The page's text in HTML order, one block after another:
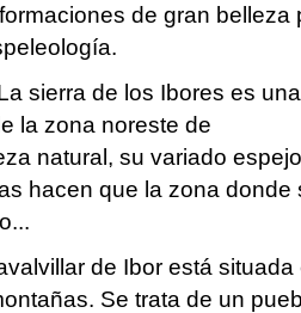
de gran belleza
sierra de los Ibores es
la zona noreste de
natural, su variado
hacen que la zona donde
de Ibor está situada
Se trata de un